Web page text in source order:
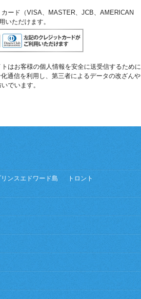
ード（VISA、MASTER、JCB、AMERICAN
いただけます。
はお客様の個人情報を安全に送受信するために
通信を利用し、第三者によるデータの改ざんや
でいます。
ンスエドワード島 トロント